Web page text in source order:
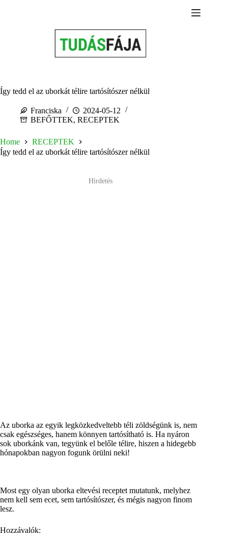
Így tedd el az uborkát télire tartósítószer nélkül
Franciska
2024-05-12
BEFŐTTEK, RECEPTEK
Home
RECEPTEK
Így tedd el az uborkát télire tartósítószer nélkül
Hirdetés
Az uborka az egyik legközkedveltebb téli zöldségünk is, nem
csak egészséges, hanem könnyen tartósítható is. Ha nyáron
sok uborkánk van, tegyünk el belőle télire, hiszen a hidegebb
hónapokban nagyon fogunk örülni neki!
Most egy olyan uborka eltevési receptet mutatunk, melyhez
nem kell sem ecet, sem tartósítószer, és mégis nagyon finom
lesz.
Hozzávalók: